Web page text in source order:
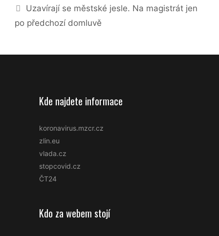
Uzavírají se městské jesle. Na magistrát jen
po předchozí domluvě
Kde najdete informace
koronavirus.mzcr.cz
zlin.eu
vlada.cz
stopcovid.cz
ČT24
Kdo za webem stojí